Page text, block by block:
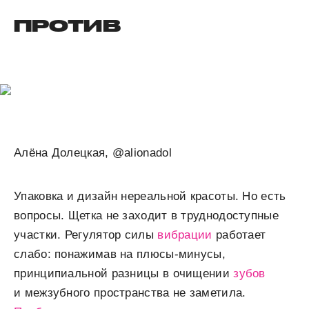
ПРОТИВ
Алёна Долецкая, @alionadol
Упаковка и дизайн нереальной красоты. Но есть
вопросы. Щетка не заходит в труднодоступные
участки. Регулятор силы вибрации работает
слабо: понажимав на плюсы-минусы,
принципиальной разницы в очищениизубов
и межзубного пространства не заметила.